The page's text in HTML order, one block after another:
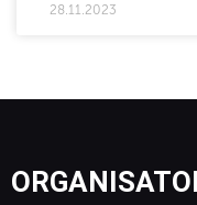
28.11.2023